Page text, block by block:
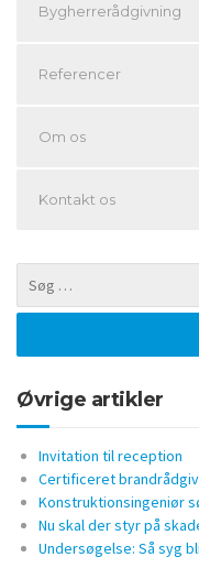
Bygherrerådgivning
Referencer
Om os
Kontakt os
Øvrige artikler
Invitation til reception
Certificeret
Konstruktionsingeniør
Nu skal der styr på
Undersøgelse: Så syg